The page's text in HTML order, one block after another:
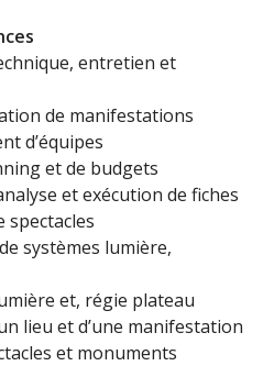
entretien et
de manifestations
d’équipes
et de budgets
et exécution de fiches
spectacles
systèmes lumière,
et, régie plateau
lieu et d’une manifestation
et monuments